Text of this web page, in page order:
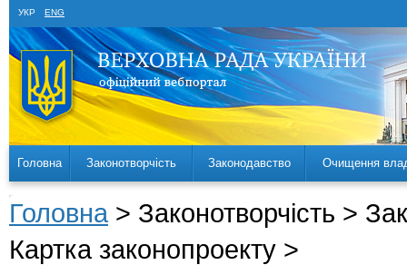
УКР ENG
Головна Законотворчість Законодавство Очищення
Головна > Законотворчість >
Картка законопроекту >